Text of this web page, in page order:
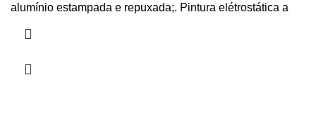
alumínio estampada e repuxada;. Pintura elétrostática a